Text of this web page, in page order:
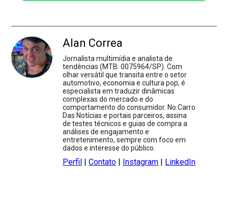
Alan Correa
Jornalista multimídia e analista de
tendências (MTB: 0075964/SP). Com
olhar versátil que transita entre o setor
automotivo, economia e cultura pop, é
especialista em traduzir dinâmicas
complexas do mercado e do
comportamento do consumidor. No Carro
Das Notícias e portais parceiros, assina
de testes técnicos e guias de compra a
análises de engajamento e
entretenimento, sempre com foco em
dados e interesse do público.
Perfil |Contato | Instagram | LinkedIn